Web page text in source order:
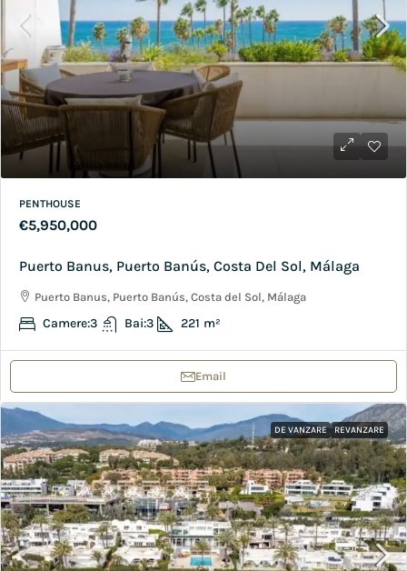
PENTHOUSE
€5,950,000
Puerto Banus, Puerto Banús, Costa Del Sol, Málaga
Puerto Banus, Puerto Banús, Costa del Sol, Málaga
Camere:3 Bai:3 221 m²
Email
DE VANZARE REVANZARE